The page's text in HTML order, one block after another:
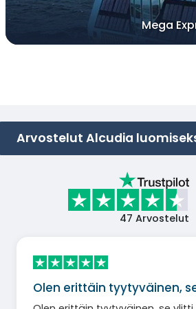
Mega
Arvostelut Alcudia
47 Arvostelut
Olen erittäin tyytyväinen,